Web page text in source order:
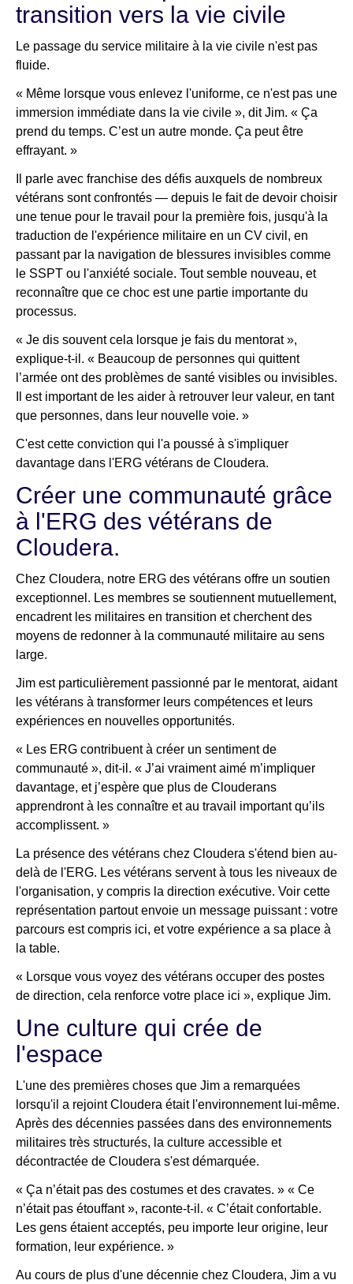
transition vers la vie civile
Le passage du service militaire à la vie civile n'est pas
fluide.
« Même lorsque vous enlevez l'uniforme, ce n'est pas une
immersion immédiate dans la vie civile », dit Jim. « Ça
prend du temps. C’est un autre monde. Ça peut être
effrayant. »
Il parle avec franchise des défis auxquels de nombreux
vétérans sont confrontés — depuis le fait de devoir choisir
une tenue pour le travail pour la première fois, jusqu'à la
traduction de l'expérience militaire en un CV civil, en
passant par la navigation de blessures invisibles comme
le SSPT ou l'anxiété sociale. Tout semble nouveau, et
reconnaître que ce choc est une partie importante du
processus.
« Je dis souvent cela lorsque je fais du mentorat »,
explique-t-il. « Beaucoup de personnes qui quittent
l’armée ont des problèmes de santé visibles ou invisibles.
Il est important de les aider à retrouver leur valeur, en tant
que personnes, dans leur nouvelle voie. »
C'est cette conviction qui l'a poussé à s'impliquer
davantage dans l'ERG vétérans de Cloudera.
Créer une communauté grâce
à l'ERG des vétérans de
Cloudera.
Chez Cloudera, notre ERG des vétérans offre un soutien
exceptionnel. Les membres se soutiennent mutuellement,
encadrent les militaires en transition et cherchent des
moyens de redonner à la communauté militaire au sens
large.
Jim est particulièrement passionné par le mentorat, aidant
les vétérans à transformer leurs compétences et leurs
expériences en nouvelles opportunités.
« Les ERG contribuent à créer un sentiment de
communauté », dit-il. « J’ai vraiment aimé m’impliquer
davantage, et j’espère que plus de Clouderans
apprendront à les connaître et au travail important qu’ils
accomplissent. »
La présence des vétérans chez Cloudera s'étend bien au-
delà de l'ERG. Les vétérans servent à tous les niveaux de
l'organisation, y compris la direction exécutive. Voir cette
représentation partout envoie un message puissant : votre
parcours est compris ici, et votre expérience a sa place à
la table.
« Lorsque vous voyez des vétérans occuper des postes
de direction, cela renforce votre place ici », explique Jim.
Une culture qui crée de
l'espace
L'une des premières choses que Jim a remarquées
lorsqu'il a rejoint Cloudera était l'environnement lui-même.
Après des décennies passées dans des environnements
militaires très structurés, la culture accessible et
décontractée de Cloudera s'est démarquée.
« Ça n’était pas des costumes et des cravates. » « Ce
n’était pas étouffant », raconte-t-il. « C’était confortable.
Les gens étaient acceptés, peu importe leur origine, leur
formation, leur expérience. »
Au cours de plus d'une décennie chez Cloudera, Jim a vu